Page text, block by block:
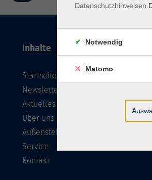
Inhalte
Startseite
Newsletter
Aktuelles
Über uns
Außenstellen
Service
Kontakt
Datenschutzhinweisen.
Notwendig
Matomo